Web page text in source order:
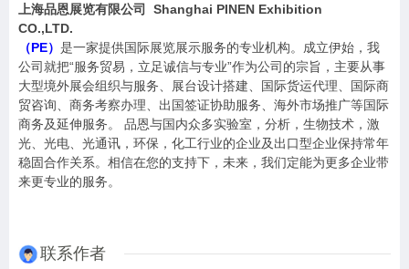
上海品恩展览有限公司
Shanghai PINEN Exhibition
CO.,LTD.
（PE） 是一家提供国际展览展示服务的专业机构。成立伊始，我
公司就把“ 服务贸易，立足诚信与专业”作为公司的宗旨，主要从事
大型境外展会组织与服务、展台设计搭建、国际货运代理、国际商
贸咨询、商务考察办理、出国签证协助服务、海外市场推广等国际
商务及延伸服务。 品恩与国内众多实验室，分析，生物技术，激
光、光电、光通讯，环保，化工行业的企业及出口型企业保持常年
稳固合作关系。相信在您的支持下，未来，我们定能为更多企业带
来更专业的服务。
联系作者